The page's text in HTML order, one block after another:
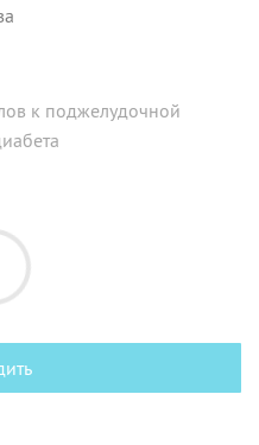
к поджелудочной